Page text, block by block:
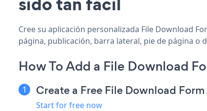
Cree su aplicación personalizada File Download
página, publicación, barra lateral, pie de página o
How To Add a File Download
Create a Free File Download
Start for free now